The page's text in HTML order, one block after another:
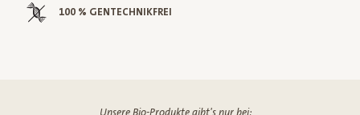
100 % GENTECHNIKFREI